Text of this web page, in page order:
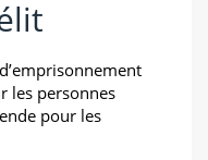
les personnes
pour les